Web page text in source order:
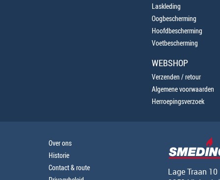
Laskleding
Oogbescherming
Hoofdbescherming
Voetbescherming
WEBSHOP
Verzenden / retour
Algemene voorwaarden
Herroepingsverzoek
Over ons
Historie
Contact & route
Lage Traan 10